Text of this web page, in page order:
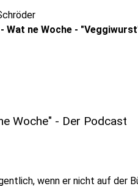
Wat ne Woche -
Woche" - Der Podcast
wenn er nicht auf der